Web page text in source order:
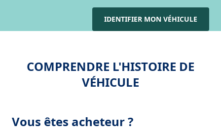
IDENTIFIER MON VÉHICULE
COMPRENDRE L'HISTOIRE DE
VÉHICULE
Vous êtes acheteur ?